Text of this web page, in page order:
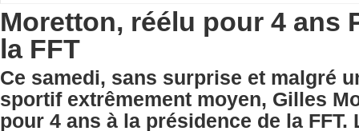
Moretton, réélu pour 4 ans
la FFT
Ce samedi, sans surprise et malgré
sportif extrêmement moyen, Gilles
pour 4 ans à la présidence de la FFT.